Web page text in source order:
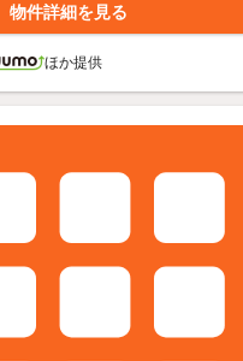
物件詳細を見る
ほか提供